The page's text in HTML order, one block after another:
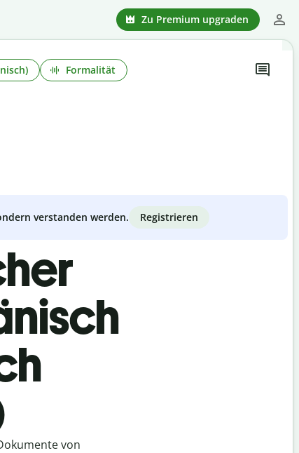
Zu Premium upgraden
Formalität
verstanden werden. Registrieren
von